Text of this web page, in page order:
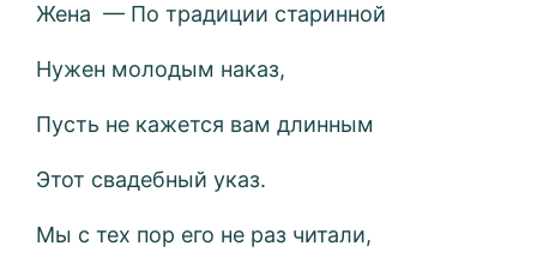
Жена — По традиции старинной
Нужен молодым наказ,
Пусть не кажется вам длинным
Этот свадебный указ.
Мы с тех пор его не раз читали,